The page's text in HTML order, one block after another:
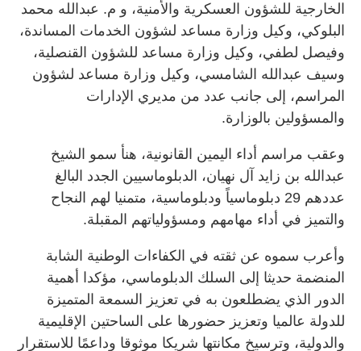
الخارجية للشؤون العسكرية والأمنية، و م. عبدالله محمد
البلوكي، وكيل وزارة مساعد لشؤون الخدمات المساندة،
وفيصل لطفي، وكيل وزارة مساعد للشؤون القنصلية،
وسيف عبدالله الشامسي، وكيل وزارة مساعد لشؤون
المراسم، إلى جانب عدد من مديري الإدارات
والمسؤولين بالوزارة.
وعقب مراسم أداء اليمين القانونية، هنأ سمو الشيخ
عبدالله بن زايد آل نهيان، الدبلوماسيين الجدد البالغ
عددهم 29 دبلوماسياً ودبلوماسية، متمنيا لهم النجاح
والتميز في أداء مهامهم ومسؤولياتهم المقبلة.
وأعرب سموه عن ثقته في الكفاءات الوطنية الشابة
المنضمة حديثا إلى السلك الدبلوماسي، مؤكدا أهمية
الدور الذي يضطلعون به في تعزيز السمعة المتميزة
للدولة عالميا وتعزيز حضورها على الساحتين الإقليمية
والدولية، وترسيخ مكانتها شريكا موثوقا وداعمًا للاستقرار